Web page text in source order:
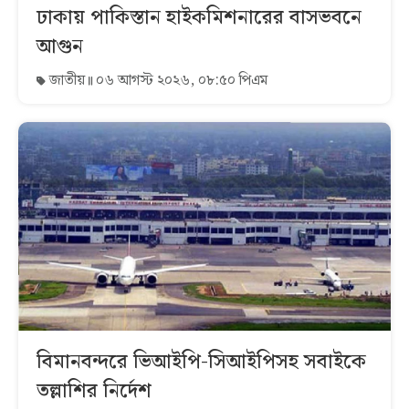
ঢাকায় পাকিস্তান হাইকমিশনারের বাসভবনে
আগুন
জাতীয় ০৬ আগস্ট ২০২৬, ০৮:৫০ পিএম
বিমানবন্দরে ভিআইপি-সিআইপিসহ সবাইকে
তল্লাশির নির্দেশ